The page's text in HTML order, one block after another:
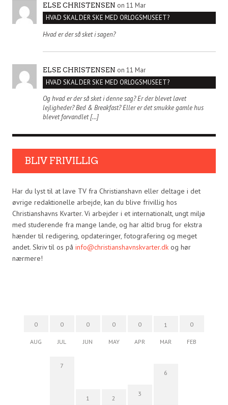
ELSE CHRISTENSEN on 11 Mar
HVAD SKAL DER SKE MED ORLOGSMUSEET?
Hvad er der så sket i sagen?
ELSE CHRISTENSEN on 11 Mar
HVAD SKAL DER SKE MED ORLOGSMUSEET?
Og hvad er der så sket i denne sag? Er der blevet lavet
lejligheder? Bed & Breakfast? Eller er det smukke gamle hus
blevet forvandlet […]
BLIV FRIVILLIG
Har du lyst til at lave TV fra Christianshavn eller deltage i det
øvrige redaktionelle arbejde, kan du blive frivillig hos
Christianshavns Kvarter. Vi arbejder i et internationalt, ungt miljø
med studerende fra mange lande, og har altid brug for ekstra
hænder til redigering, opdateringer, fotografering og meget
andet. Skriv til os på info@christianshavnskvarter.dk og hør
nærmere!
0
AUG
0
JUL
0
JUN
0
MAY
0
APR
1
MAR
0
FEB
7
1 2
3
6